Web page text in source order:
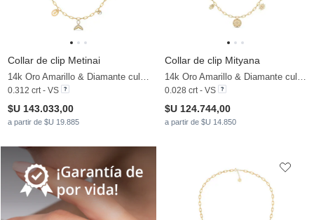
Collar de clip Metinai
14k Oro Amarillo & Diamante cultivado en laboratorio & Perla blanca
0.312 crt - VS
$U 143.033,00
a partir de $U 19.885
Collar de clip Mityana
14k Oro Amarillo & Diamante cultivado en laboratorio
0.028 crt - VS
$U 124.744,00
a partir de $U 14.850